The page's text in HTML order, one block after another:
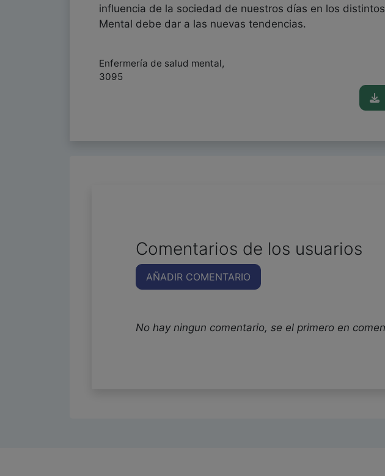
influencia de la sociedad de nuestros días en los
Mental debe dar a las nuevas tendencias.
Enfermería de salud mental,
3095
Comentarios de los usuarios
AÑADIR COMENTARIO
No hay ningun comentario, se el primero en